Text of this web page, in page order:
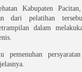
Kabupaten
dari pelatihan
dalam
pemenuhan